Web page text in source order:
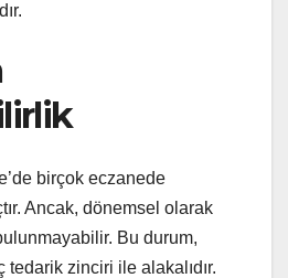
birçok eczanede
Ancak, dönemsel olarak
Bu durum,
zinciri ile alakalıdır.